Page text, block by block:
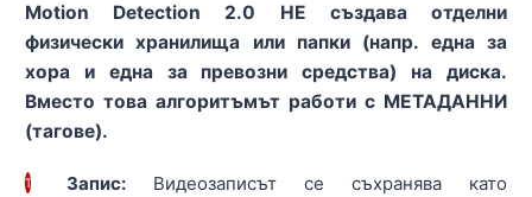
Motion Detection 2.0 НЕ създава отделни
физически хранилища или папки (напр. една за
хора и една за превозни средства) на диска.
Вместо това алгоритъмът работи с МЕТАДАННИ
(тагове).
1 Запис: Видеозаписът се съхранява като